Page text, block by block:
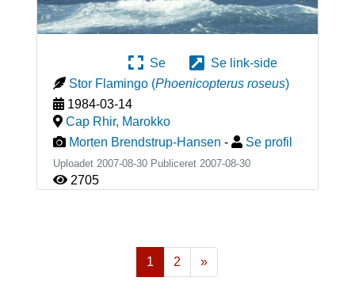
Se
Se link-side
Stor Flamingo (Phoenicopterus roseus)
1984-03-14
Cap Rhir, Marokko
Morten Brendstrup-Hansen - Se profil
Uploadet 2007-08-30 Publiceret 2007-08-30
2705
1 2
»
Næste